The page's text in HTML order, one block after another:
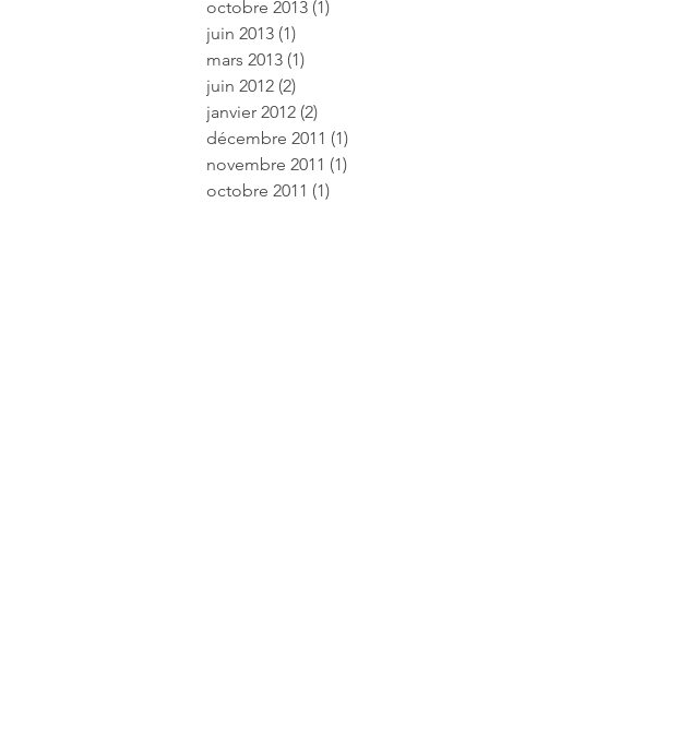
octobre 2013 (1)
juin 2013 (1)
mars 2013 (1)
juin 2012 (2)
janvier 2012 (2)
décembre 2011 (1)
novembre 2011 (1)
octobre 2011 (1)